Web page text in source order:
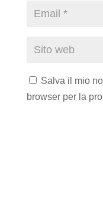
Salva il mio
browser per la